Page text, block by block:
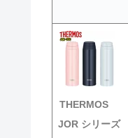
THERMOS
JOR シリーズ